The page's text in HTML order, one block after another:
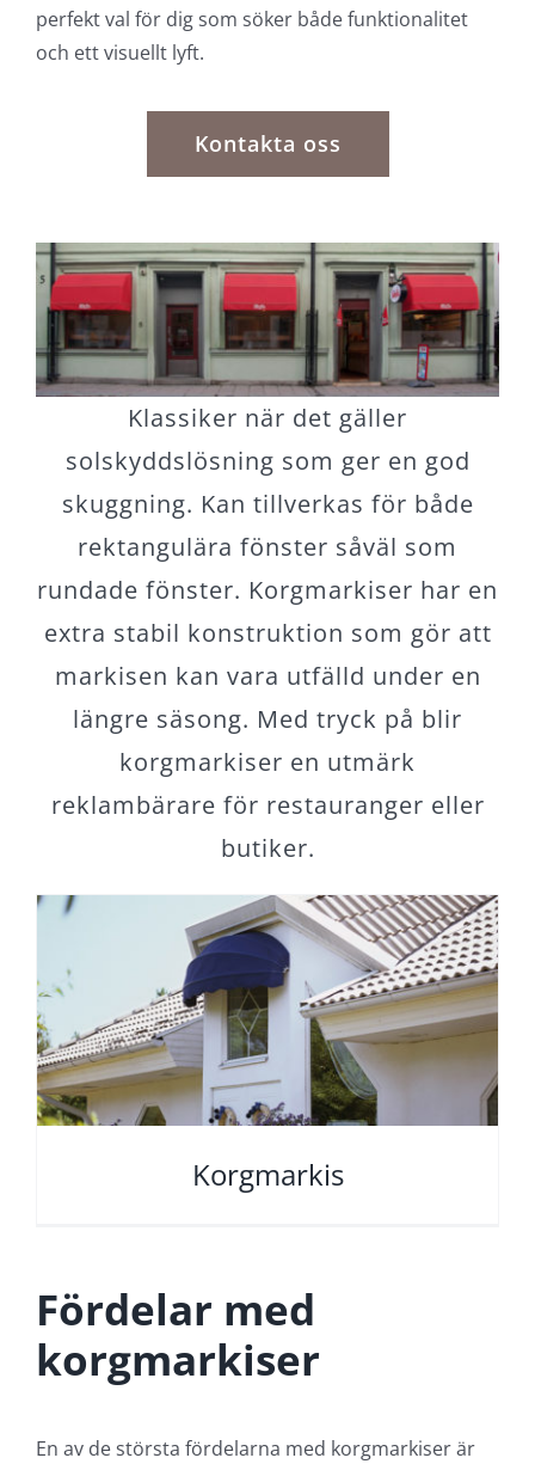
perfekt val för dig som söker både funktionalitet
och ett visuellt lyft.
Kontakta oss
Klassiker när det gäller
solskyddslösning som ger en god
skuggning. Kan tillverkas för både
rektangulära fönster såväl som
rundade fönster. Korgmarkiser har en
extra stabil konstruktion som gör att
markisen kan vara utfälld under en
längre säsong. Med tryck på blir
korgmarkiser en utmärk
reklambärare för restauranger eller
butiker.
Korgmarkis
Fördelar med
korgmarkiser
En av de största fördelarna med korgmarkiser är